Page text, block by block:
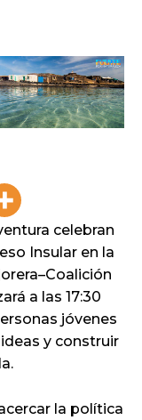
celebran
Insular en la
a las 17:30
jóvenes
y construir
la política